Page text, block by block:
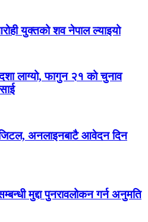
युक्तको शव नेपाल ल्याइयो
लाग्यो, फागुन २१ को चुनाव
अनलाइनबाटै आवेदन दिन
मुद्दा पुनरावलोकन गर्न अनुमति